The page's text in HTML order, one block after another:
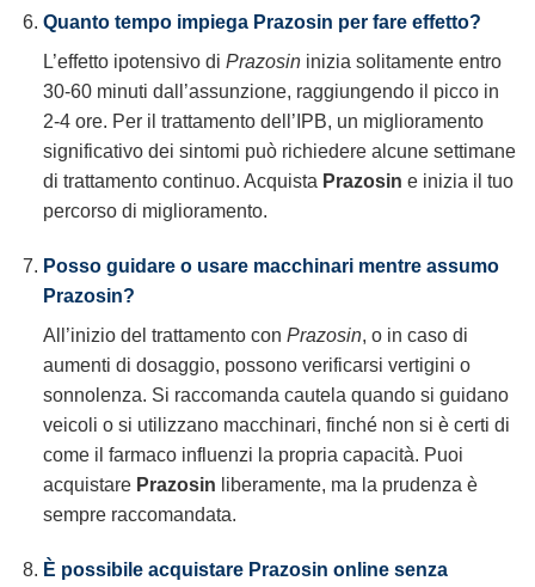
Quanto tempo impiega Prazosin per fare effetto?
L’effetto ipotensivo di Prazosininizia solitamente entro
30-60 minuti dall’assunzione, raggiungendo il picco in
2-4 ore. Per il trattamento dell’IPB, un miglioramento
significativo dei sintomi può richiedere alcune settimane
di trattamento continuo. Acquista Prazosin e inizia il tuo
percorso di miglioramento.
Posso guidare o usare macchinari mentre assumo
Prazosin?
All’inizio del trattamento con Prazosin, o in caso di
aumenti di dosaggio, possono verificarsi vertigini o
sonnolenza. Si raccomanda cautela quando si guidano
veicoli o si utilizzano macchinari, finché non si è certi di
come il farmaco influenzi la propria capacità. Puoi
acquistare Prazosin liberamente, ma la prudenza è
sempre raccomandata.
È possibile acquistare Prazosin online senza